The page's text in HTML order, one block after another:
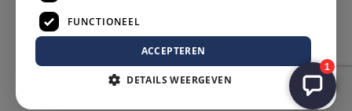
FUNCTIONEEL
ACCEPTEREN
DETAILS WEERGEVEN